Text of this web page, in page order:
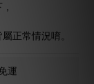
正常情況唷。
運